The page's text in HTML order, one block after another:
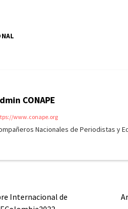
CONAPE
www.conape.org
Nacionales de Periodistas y
Internacional de